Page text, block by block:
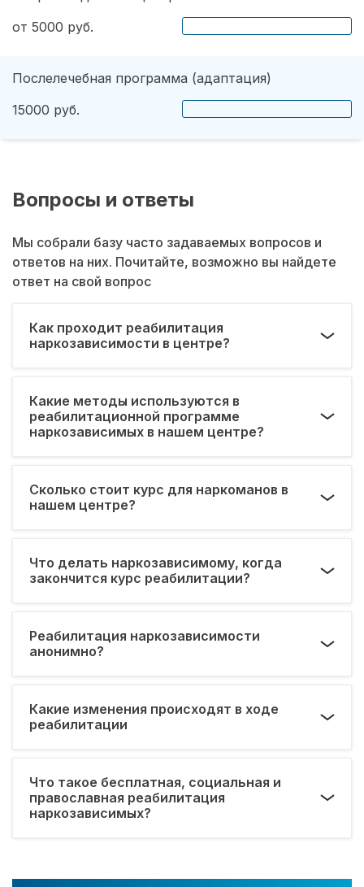
от 5000 руб.
Послелечебная программа (адаптация)
15000 руб.
Вопросы и ответы
Мы собрали базу часто задаваемых вопросов и
ответов на них. Почитайте, возможно вы найдете
ответ на свой вопрос
Как проходит реабилитация
наркозависимости в центре?
Какие методы используются в
реабилитационной программе
наркозависимых в нашем центре?
Сколько стоит курс для наркоманов в
нашем центре?
Что делать наркозависимому, когда
закончится курс реабилитации?
Реабилитация наркозависимости
анонимно?
Какие изменения происходят в ходе
реабилитации
Что такое бесплатная, социальная и
православная реабилитация
наркозависимых?